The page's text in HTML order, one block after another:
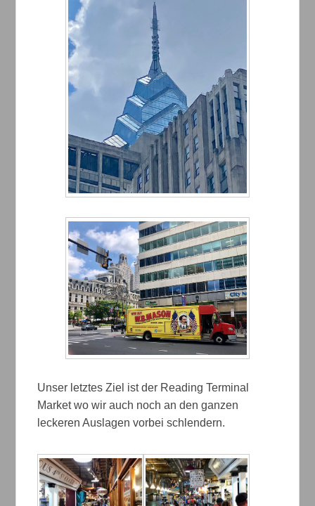
Unser letztes Ziel ist der Reading Terminal
Market wo wir auch noch an den ganzen
leckeren Auslagen vorbei schlendern.